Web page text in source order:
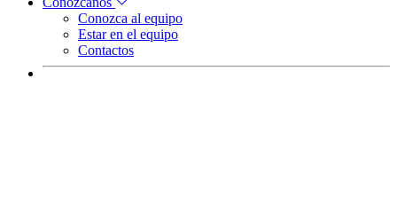
Conozca al equipo
Estar en el equipo
Contactos